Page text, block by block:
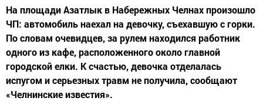
На площади Азатлык в Набережных Челнах произошло
ЧП: автомобиль наехал на девочку, съехавшую с горки.
По словам очевидцев, за рулем находился работник
одного из кафе, расположенного около главной
городской елки. К счастью, девочка отделалась
испугом и серьезных травм не получила, сообщают
«Челнинские известия».